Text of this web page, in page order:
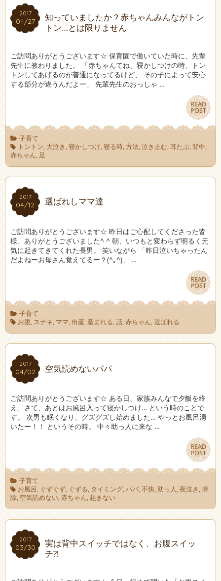
2017
04/27
2017
04/27
知っていましたか？赤ちゃんみんながトン
トン…とは限りません
ご訪問ありがとうございます☆ 保育園で働いていた時に、先輩
先生に教わりました。 「赤ちゃんてね、寝かしつけの時 、トン
トンしてあげるのが普通になってるけど、 その子によって安心
する部分が違うんだよー」 先輩先生のおっしゃ …
READ
POST
READ
POST
子育て
トントン, 大泣き ,寝かしつけ,寝る時,方法,泣き止む,耳たぶ,背中,
赤ちゃん, 足
2017
04/12
2017
04/12 選ばれしママ達
ご訪問ありがとうございます☆ 昨日はご心配してくださった皆
様、ありがとうございました^ ^ 朝、いつもと変わらず明るく元
気に起きてきてくれた長男。 笑いながら 「昨日泣いちゃったん
だよねーお母さん覚えてるー？(^｡^)」 …
READ
POST
READ
POST
子育て
お腹, ステキ, ママ, 出産, 産まれる,話,赤ちゃん,選ばれる
2017
04/02
2017
04/02 空気読めないパパ
ご訪問ありがとうございます☆ ある日、家族みんなで夕飯を終
え、さて、あとはお風呂入って寝かしつけ… という時のことで
す。 次男も眠くなり、グズグズし始めました… やっとお風呂湧
いたー！！ というその時。 中々助っ人に来な …
READ
POST
READ
POST
子育て
お風呂, ぐずぐず, ぐずる, タイミング,パパ,不快,助っ人,夜泣き ,掃
除, 空気読めない,赤ちゃん, 起きない
2017
03/30
2017
03/30
実は背中スイッチではなく、お腹スイッ
チ⁈